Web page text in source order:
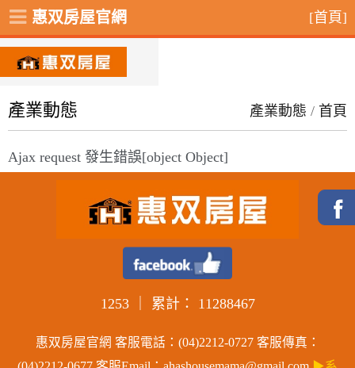
產業動態 產業動態 / 首頁
Ajax request 發生錯誤[object Object]
1253｜ 累計： 11288467
惠双房屋官網 客服電話：(04)2212-0727 客服傳真：
惠双房屋官網 [首頁]